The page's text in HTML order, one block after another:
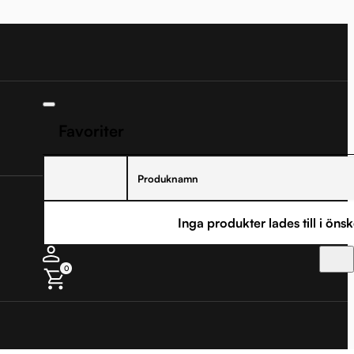
Produknamn
Inga produkter lades till i
0